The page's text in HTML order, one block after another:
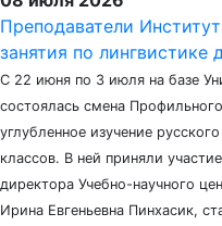
Преподаватели
занятия по лингвистике
С 22 июня по 3 июля на базе
состоялась смена
углубленное изучение
классов. В ней приняли
директора Учебно-научного
Ирина Евгеньевна Пинхасик,